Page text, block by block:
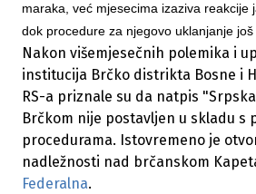
maraka, već mjesecima izaziva reakcije
dok procedure za njegovo uklanjanje još
Nakon višemjesečnih polemika i
institucija Brčko distrikta Bosne i
RS-a priznale su da natpis
Brčkom nije postavljen u skladu s
procedurama. Istovremeno je
nadležnosti nad brčanskom
Federalna.